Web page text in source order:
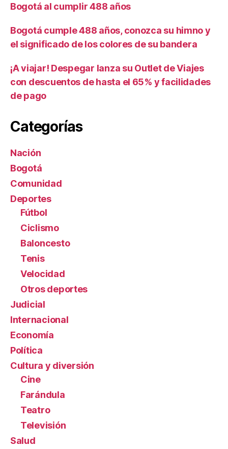
Bogotá al cumplir 488 años
Bogotá cumple 488 años, conozca su himno y
el significado de los colores de su bandera
¡A viajar! Despegar lanza su Outlet de Viajes
con descuentos de hasta el 65% y facilidades
de pago
Categorías
Nación
Bogotá
Comunidad
Deportes
Fútbol
Ciclismo
Baloncesto
Tenis
Velocidad
Otros deportes
Judicial
Internacional
Economía
Política
Cultura y diversión
Cine
Farándula
Teatro
Televisión
Salud